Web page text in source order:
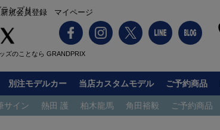
ンプリ
ズのことなら GRANDPRIX
新規会員登録 マイページ
別注モデルカー 当店カスタムモデル ご予約商品
サイン 熱田 護 柏木龍馬 角田裕毅 ご予約商品